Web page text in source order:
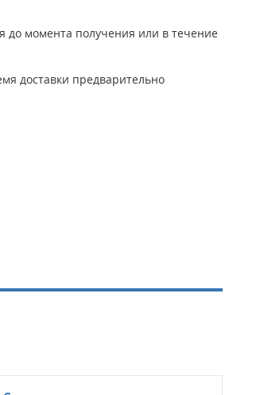
до момента получения или в течение
доставки предварительно